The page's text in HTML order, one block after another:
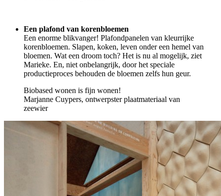
Een plafond van korenbloemen
Een enorme blikvanger! Plafondpanelen van kleurrijke
korenbloemen. Slapen, koken, leven onder een hemel van
bloemen. Wat een droom toch? Het is nu al mogelijk, ziet
Marieke. En, niet onbelangrijk, door het speciale
productieproces behouden de bloemen zelfs hun geur.
Biobased wonen is fijn wonen!
Marjanne Cuypers, ontwerpster plaatmateriaal van
zeewier